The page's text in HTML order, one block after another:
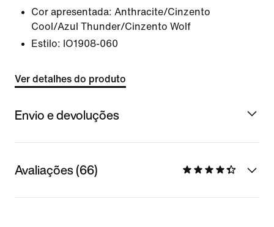
Cor apresentada: Anthracite/Cinzento
Cool/Azul Thunder/Cinzento Wolf
Estilo: IO1908-060
Ver detalhes do produto
Envio e devoluções
Avaliações (66)